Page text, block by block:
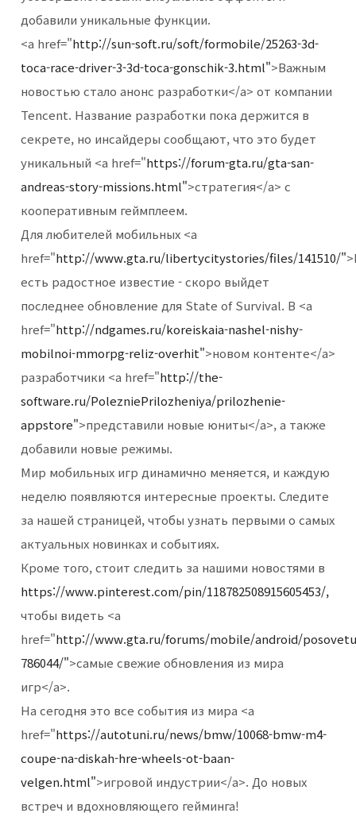
добавили уникальные функции.
<a href="http://sun-soft.ru/soft/formobile/25263-3d-
toca-race-driver-3-3d-toca-gonschik-3.html">Важным
новостью стало анонс разработки</a> от компании
Tencent. Название разработки пока держится в
секрете, но инсайдеры сообщают, что это будет
уникальный <a href="https://forum-gta.ru/gta-san-
andreas-story-missions.html">стратегия</a> с
кооперативным геймплеем.
Для любителей мобильных <a
href="http://www.gta.ru/libertycitystories/files/141510/"
есть радостное известие - скоро выйдет
последнее обновление для State of Survival. В <a
href="http://ndgames.ru/koreiskaia-nashel-nishy-
mobilnoi-mmorpg-reliz-overhit">новом контенте</a>
разработчики <a href="http://the-
software.ru/PolezniePrilozheniya/prilozhenie-
appstore">представили новые юниты</a>, а также
добавили новые режимы.
Мир мобильных игр динамично меняется, и каждую
неделю появляются интересные проекты. Следите
за нашей страницей, чтобы узнать первыми о самых
актуальных новинках и событиях.
Кроме того, стоит следить за нашими новостями в
https://www.pinterest.com/pin/118782508915605453/,
чтобы видеть <a
href="http://www.gta.ru/forums/mobile/android/
786044/">самые свежие обновления из мира
игр</a>.
На сегодня это все события из мира <a
href="https://autotuni.ru/news/bmw/10068-bmw-m4-
coupe-na-diskah-hre-wheels-ot-baan-
velgen.html">игровой индустрии</a>. До новых
встреч и вдохновляющего гейминга!